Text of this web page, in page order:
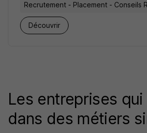
Recrutement - Placement - Conseils
Découvrir
Les entreprises
dans des métiers